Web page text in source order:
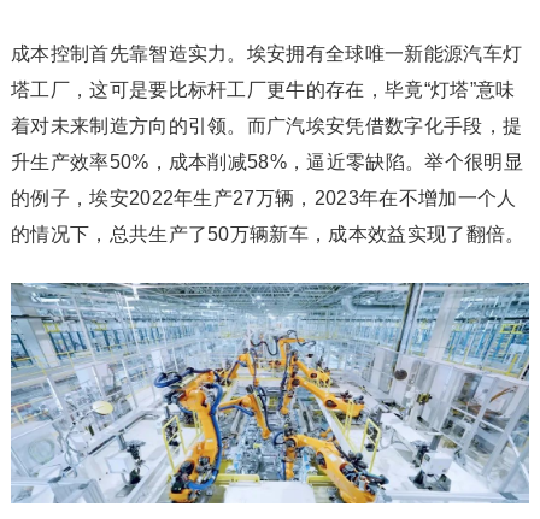
成本控制首先靠智造实力。埃安拥有全球唯一新能源汽车灯
塔工厂，这可是要比标杆工厂更牛的存在，毕竟“灯塔”意味
着对未来制造方向的引领。而广汽埃安凭借数字化手段，提
升生产效率50%，成本削减58%，逼近零缺陷。举个很明显
的例子，埃安2022年生产27万辆，2023年在不增加一个人
的情况下，总共生产了50万辆新车，成本效益实现了翻倍。